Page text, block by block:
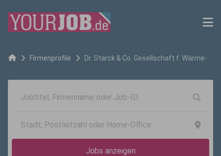
Firmenprofile
Dr. Starck & Co. Gesellschaft f. Wärme-
Jobs anzeigen